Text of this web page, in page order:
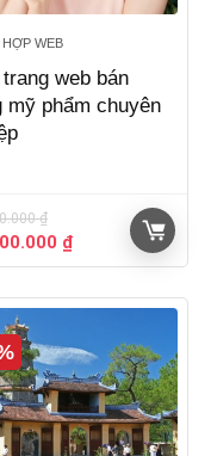
WEB
web bán
mỹ phẩm chuyên
₫
₫.
₫Giá
hiện
là: